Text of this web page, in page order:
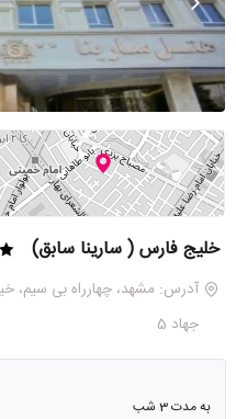
خلیج فارس ( سارینا سابق)
آدرس: مشهد، چهارراه بی سیم،
جهاد 5
به مدت 3 شب